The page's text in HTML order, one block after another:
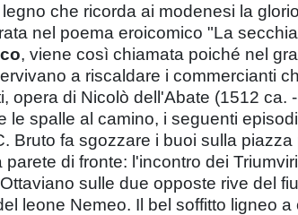
che ricorda ai modenesi la
nel poema eroicomico "La
, viene così chiamata poiché nel
a riscaldare i commercianti
opera di Nicolò dell'Abate (1512 ca.
spalle al camino, i seguenti
Bruto fa sgozzare i buoi sulla
di fronte: l'incontro dei
sulle due opposte rive del
leone Nemeo. Il bel soffitto ligneo